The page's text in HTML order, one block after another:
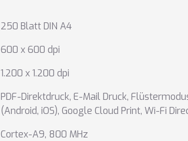
250 Blatt DIN A4
600 x 600 dpi
1.200 x 1.200 dpi
PDF-Direktdruck, E-Mail Druck,
(Android, iOS), Google Cloud Print, Wi-Fi
Cortex-A9, 800 MHz